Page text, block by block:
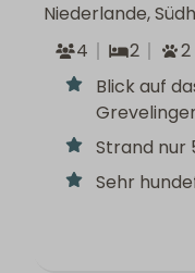
Niederlande,
4
2 2
Blick auf
Strand nur
Sehr